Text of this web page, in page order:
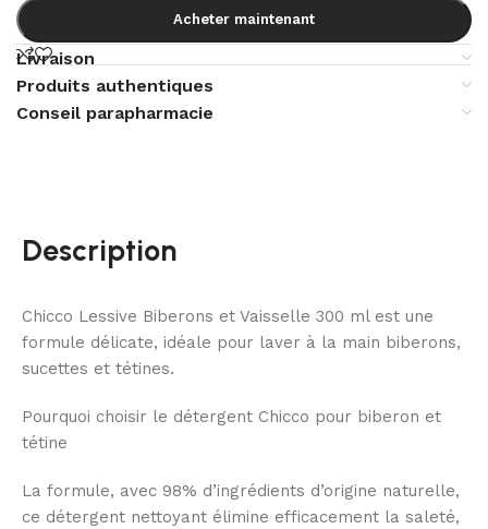
Acheter maintenant
Livraison
Produits authentiques
Conseil parapharmacie
Description
Chicco Lessive Biberons et Vaisselle 300 ml est une
formule délicate, idéale pour laver à la main biberons,
sucettes et tétines.
Pourquoi choisir le détergent Chicco pour biberon et
tétine
La formule, avec 98% d’ingrédients d’origine naturelle,
ce détergent nettoyant élimine efficacement la saleté,